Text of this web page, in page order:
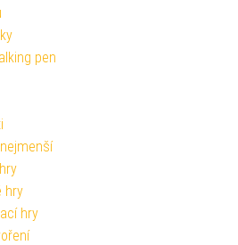
pen
hry
hry